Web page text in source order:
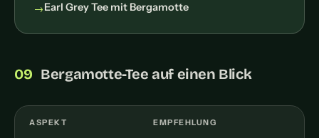
Earl Grey Tee mit Bergamotte
Bergamotte-Tee auf einen Blick
ASPEKT EMPFEHLUNG